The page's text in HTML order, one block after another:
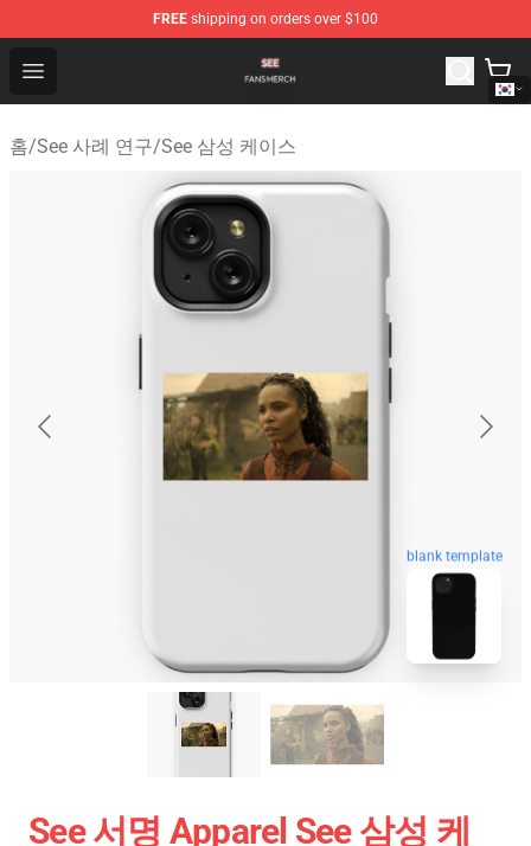
FREE shipping on orders over $100
Open menu
See Shop - Official See Merchandise Store
홈/See 사례 연구/See 삼성 케이스
blank template
See 서명 Apparel See 삼성 케